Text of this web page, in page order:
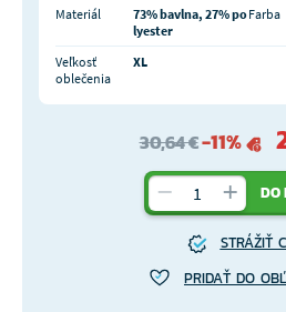
Materiál
73% bavlna, 27% po
lyester
Farba
Veľkosť
oblečenia
XL
30,64 €-11%
DO
STRÁŽIŤ
PRIDAŤ DO